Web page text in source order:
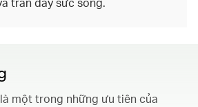
một trong những ưu tiên của